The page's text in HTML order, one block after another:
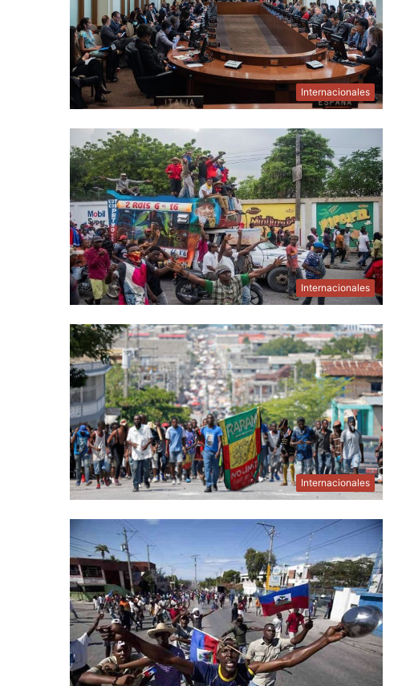
Internacionales
Internacionales
Internacionales